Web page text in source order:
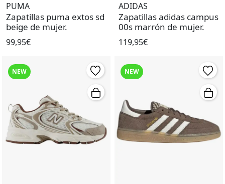
PUMA
Zapatillas puma extos sd
beige de mujer.
99,95€
ADIDAS
Zapatillas adidas campus
00s marrón de mujer.
119,95€
NEW NEW